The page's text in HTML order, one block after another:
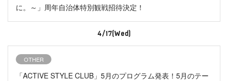
に。～」周年自治体特別観戦招待決定！
4/17(Wed)
OTHER
「ACTIVE STYLE CLUB」5月のプログラム発表！5月のテー